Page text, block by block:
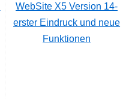
WebSite X5 Version 14-
erster Eindruck und neue
Funktionen